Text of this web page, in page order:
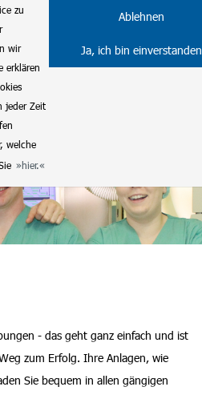
zu
wir
erklären
jeder Zeit
welche
hier.
Ablehnen
Ja, ich bin einverstanden
- das geht ganz einfach und ist
zum Erfolg. Ihre Anlagen, wie
Sie bequem in allen gängigen